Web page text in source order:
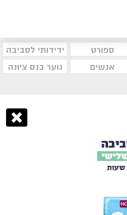
ספורט
ידידותי לסביבה
אנשים
נוער בנס ציונה